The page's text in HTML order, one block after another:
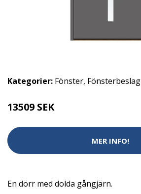
Kategorier: Fönster, Fönsterbeslag
13509 SEK
MER INFO!
En dörr med dolda gångjärn.